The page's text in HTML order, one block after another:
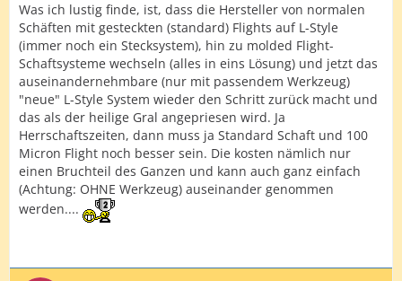
Was ich lustig finde, ist, dass die Hersteller von normalen
Schäften mit gesteckten (standard) Flights auf L-Style
(immer noch ein Stecksystem), hin zu molded Flight-
Schaftsysteme wechseln (alles in eins Lösung) und jetzt das
auseinandernehmbare (nur mit passendem Werkzeug)
"neue" L-Style System wieder den Schritt zurück macht und
das als der heilige Gral angepriesen wird. Ja
Herrschaftszeiten, dann muss ja Standard Schaft und 100
Micron Flight noch besser sein. Die kosten nämlich nur
einen Bruchteil des Ganzen und kann auch ganz einfach
(Achtung: OHNE Werkzeug) auseinander genommen
werden....